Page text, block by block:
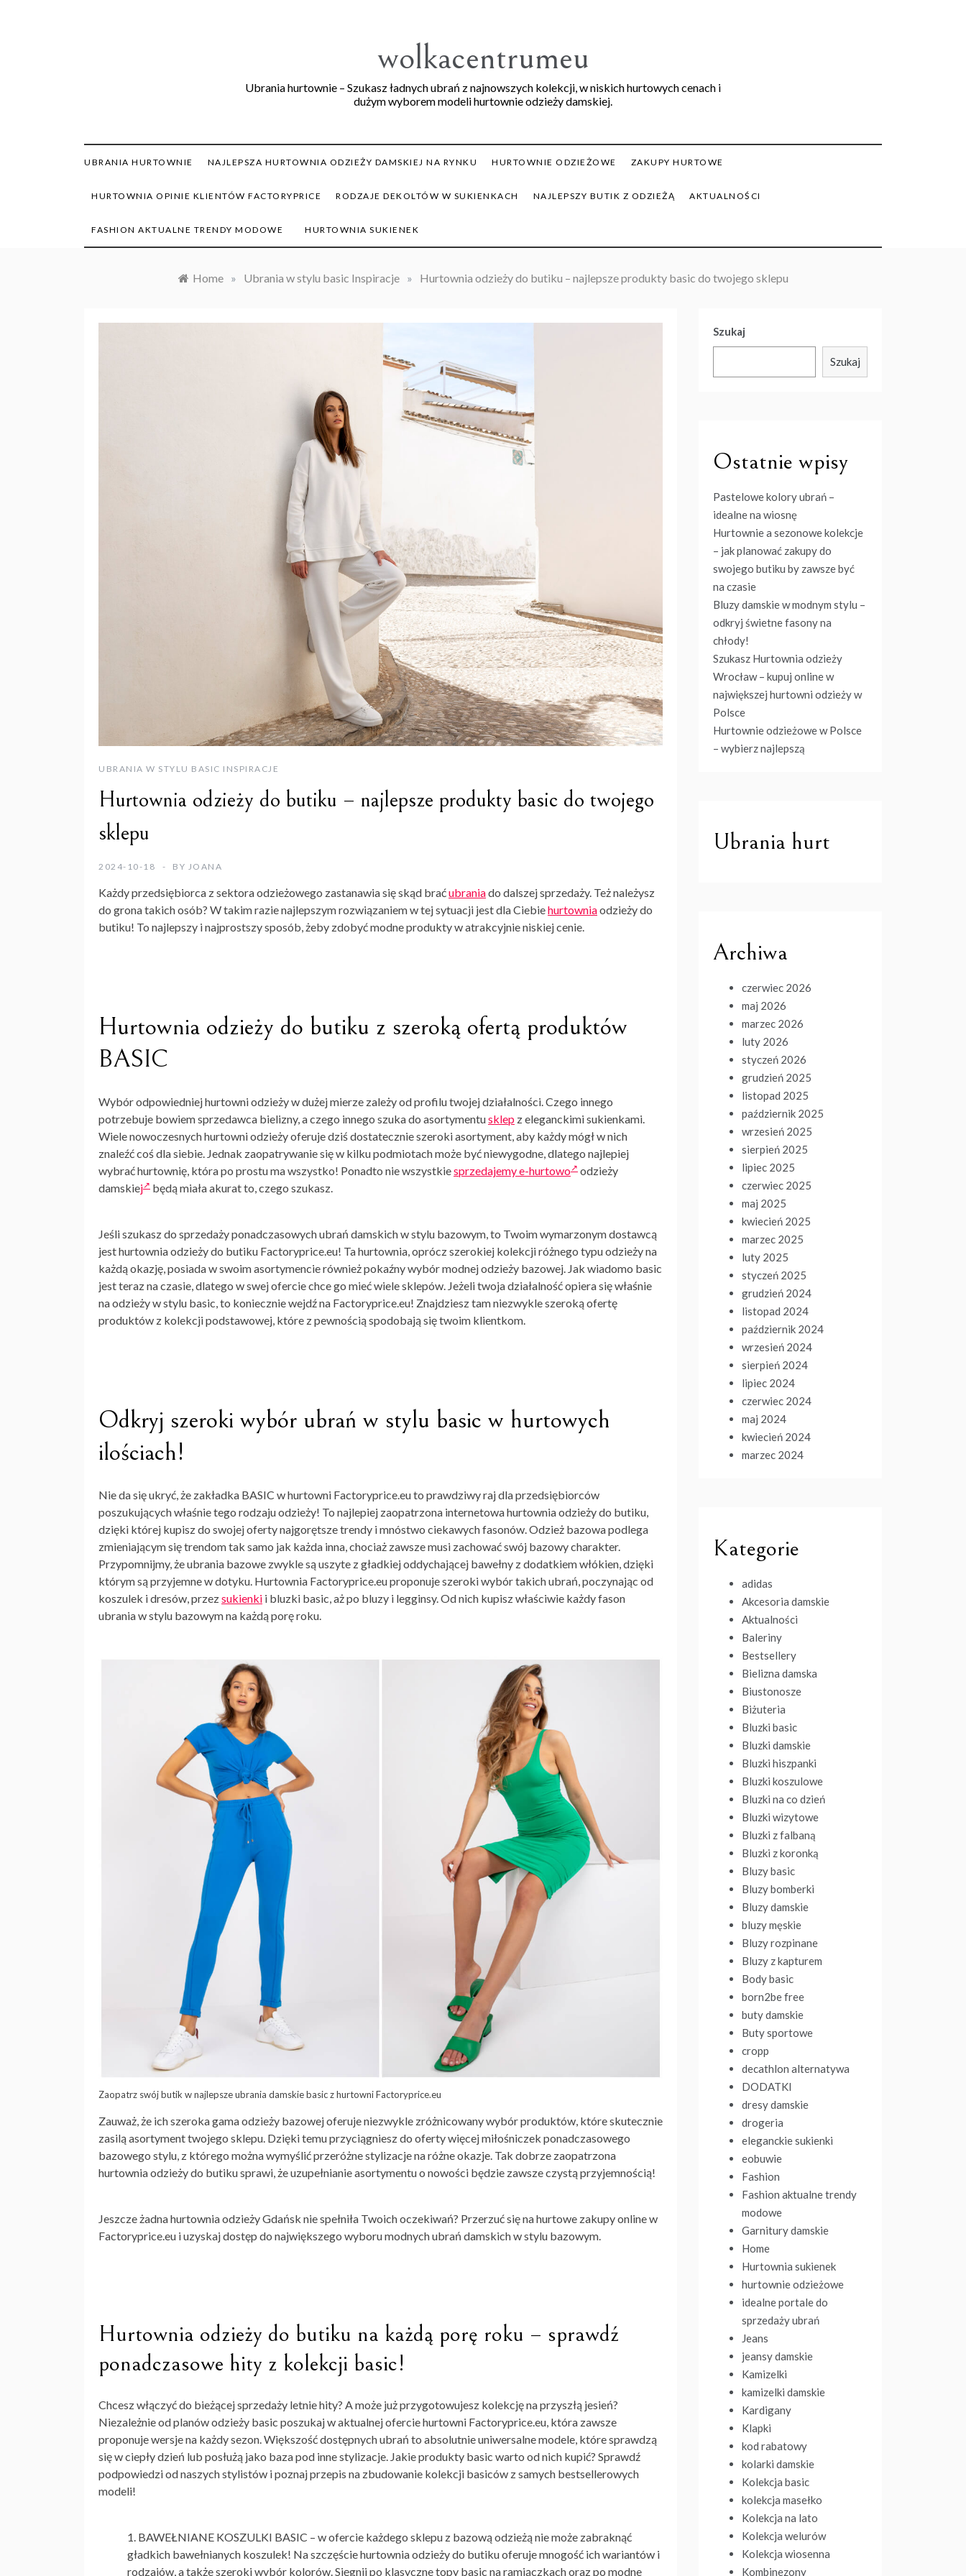
wolkacentrumeu
Ubrania hurtownie – Szukasz ładnych ubrań z najnowszych kolekcji, w niskich hurtowych cenach i
dużym wyborem modeli hurtownie odzieży damskiej.
UBRANIA HURTOWNIE NAJLEPSZA HURTOWNIA ODZIEŻY DAMSKIEJ NA RYNKU HURTOWNIE ODZIEŻOWE ZAKUPY HURTOWE
HURTOWNIA OPINIE KLIENTÓW FACTORYPRICE RODZAJE DEKOLTÓW W SUKIENKACH NAJLEPSZY BUTIK Z ODZIEŻĄ AKTUALNOŚCI
FASHION AKTUALNE TRENDY MODOWE HURTOWNIA SUKIENEK
Home » Ubrania w stylu basic Inspiracje » Hurtownia odzieży do butiku – najlepsze produkty basic do twojego sklepu
UBRANIA W STYLU BASIC INSPIRACJE
Hurtownia odzieży do butiku – najlepsze produkty basic do twojego
sklepu
2024-10-18 BY JOANA
Każdy przedsiębiorca z sektora odzieżowego zastanawia się skąd braćubraniado dalszej sprzedaży. Też należysz
do grona takich osób? W takim razie najlepszym rozwiązaniem w tej sytuacji jest dla Ciebiehurtowniaodzieży do
butiku! To najlepszy i najprostszy sposób, żeby zdobyć modne produkty w atrakcyjnie niskiej cenie.
Hurtownia odzieży do butiku z szeroką ofertą produktów
BASIC
Wybór odpowiedniej hurtowni odzieży w dużej mierze zależy od profilu twojej działalności. Czego innego
potrzebuje bowiem sprzedawca bielizny, a czego innego szuka do asortymentusklep z eleganckimi sukienkami.
Wiele nowoczesnych hurtowni odzieży oferuje dziś dostatecznie szeroki asortyment, aby każdy mógł w nich
znaleźć coś dla siebie. Jednak zaopatrywanie się w kilku podmiotach może być niewygodne, dlatego najlepiej
wybrać hurtownię, która po prostu ma wszystko! Ponadto nie wszystkiesprzedajemy e-hurtowo
odzieży
damskiej będą miała akurat to, czego szukasz.
Jeśli szukasz do sprzedaży ponadczasowych ubrań damskich w stylu bazowym, to Twoim wymarzonym dostawcą
jesthurtownia odzieży do butiku Factoryprice.eu! Ta hurtownia, oprócz szerokiej kolekcji różnego typu odzieży na
każdą okazję, posiada w swoim asortymencie również pokaźny wybór modnej odzieży bazowej. Jak wiadomo basic
jest teraz na czasie, dlatego w swej ofercie chce go mieć wiele sklepów. Jeżeli twoja działalność opiera się właśnie
na odzieży w stylu basic, to koniecznie wejdź na Factoryprice.eu! Znajdziesz tam niezwykle szeroką ofertę
produktów z kolekcji podstawowej, które z pewnością spodobają się twoim klientkom.
Odkryj szeroki wybór ubrań w stylu basic w hurtowych
ilościach!
Nie da się ukryć, że zakładka BASIC w hurtowni Factoryprice.eu to prawdziwy raj dla przedsiębiorców
poszukujących właśnie tego rodzaju odzieży! To najlepiej zaopatrzona internetowahurtownia odzieży do butiku,
dzięki której kupisz do swojej oferty najgorętsze trendy i mnóstwo ciekawych fasonów. Odzież bazowa podlega
zmieniającym się trendom tak samo jak każda inna, chociaż zawsze musi zachować swój bazowy charakter.
Przypomnijmy, że ubrania bazowe zwykle są uszyte z gładkiej oddychającej bawełny z dodatkiem włókien, dzięki
którym są przyjemne w dotyku. Hurtownia Factoryprice.eu proponuje szeroki wybór takich ubrań, poczynając od
koszulek i dresów, przezsukienki i bluzki basic, aż po bluzy i legginsy. Od nich kupisz właściwie każdy fason
ubrania w stylu bazowym na każdą porę roku.
Zaopatrz swój butik w najlepsze ubrania damskie basic z hurtowni Factoryprice.eu
Zauważ, że ich szeroka gama odzieży bazowej oferuje niezwykle zróżnicowany wybór produktów, które skutecznie
zasilą asortyment twojego sklepu. Dzięki temu przyciągniesz do oferty więcej miłośniczek ponadczasowego
bazowego stylu, z którego można wymyślić przeróżne stylizacje na różne okazje. Tak dobrze zaopatrzona
hurtownia odzieży do butikusprawi, że uzupełnianie asortymentu o nowości będzie zawsze czystą przyjemnością!
Jeszcze żadnahurtownia odzieży Gdańsk nie spełniła Twoich oczekiwań? Przerzuć się na hurtowe zakupy online w
Factoryprice.eu i uzyskaj dostęp do największego wyboru modnych ubrań damskich w stylu bazowym.
Hurtownia odzieży do butiku na każdą porę roku – sprawdź
ponadczasowe hity z kolekcji basic!
Chcesz włączyć do bieżącej sprzedaży letnie hity? A może już przygotowujesz kolekcję na przyszłą jesień?
Niezależnie od planów odzieży basic poszukaj w aktualnej ofercie hurtowni Factoryprice.eu, która zawsze
proponuje wersje na każdy sezon. Większość dostępnych ubrań to absolutnie uniwersalne modele, które sprawdzą
się w ciepły dzień lub posłużą jako baza pod inne stylizacje. Jakie produkty basic warto od nich kupić? Sprawdź
podpowiedzi od naszych stylistów i poznaj przepis na zbudowanie kolekcji basiców z samych bestsellerowych
modeli!
BAWEŁNIANE KOSZULKI BASIC – w ofercie każdego sklepu z bazową odzieżą nie może zabraknąć
gładkich bawełnianych koszulek! Na szczęściehurtownia odzieży do butikuoferuje mnogość ich wariantów i
rodzajów, a także szeroki wybór kolorów. Sięgnij po klasyczne topy basic na ramiączkach oraz po modne
Szukaj
Szukaj
Ostatnie wpisy
Pastelowe kolory ubrań –
idealne na wiosnę
Hurtownie a sezonowe kolekcje
– jak planować zakupy do
swojego butiku by zawsze być
na czasie
Bluzy damskie w modnym stylu –
odkryj świetne fasony na
chłody!
Szukasz Hurtownia odzieży
Wrocław – kupuj online w
największej hurtowni odzieży w
Polsce
Hurtownie odzieżowe w Polsce
– wybierz najlepszą
Ubrania hurt
Archiwa
czerwiec 2026
maj 2026
marzec 2026
luty 2026
styczeń 2026
grudzień 2025
listopad 2025
październik 2025
wrzesień 2025
sierpień 2025
lipiec 2025
czerwiec 2025
maj 2025
kwiecień 2025
marzec 2025
luty 2025
styczeń 2025
grudzień 2024
listopad 2024
październik 2024
wrzesień 2024
sierpień 2024
lipiec 2024
czerwiec 2024
maj 2024
kwiecień 2024
marzec 2024
Kategorie
adidas
Akcesoria damskie
Aktualności
Baleriny
Bestsellery
Bielizna damska
Biustonosze
Biżuteria
Bluzki basic
Bluzki damskie
Bluzki hiszpanki
Bluzki koszulowe
Bluzki na co dzień
Bluzki wizytowe
Bluzki z falbaną
Bluzki z koronką
Bluzy basic
Bluzy bomberki
Bluzy damskie
bluzy męskie
Bluzy rozpinane
Bluzy z kapturem
Body basic
born2be free
buty damskie
Buty sportowe
cropp
decathlon alternatywa
DODATKI
dresy damskie
drogeria
eleganckie sukienki
eobuwie
Fashion
Fashion aktualne trendy
modowe
Garnitury damskie
Home
Hurtownia sukienek
hurtownie odzieżowe
idealne portale do
sprzedaży ubrań
Jeans
jeansy damskie
Kamizelki
kamizelki damskie
Kardigany
Klapki
kod rabatowy
kolarki damskie
Kolekcja basic
kolekcja masełko
Kolekcja na lato
Kolekcja welurów
Kolekcja wiosenna
Kombinezony